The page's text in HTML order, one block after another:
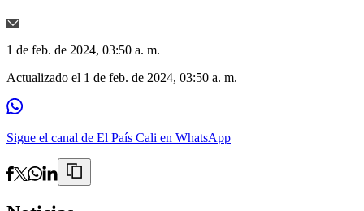
1 de feb. de 2024, 03:50 a. m.
Actualizado el 1 de feb. de 2024, 03:50 a. m.
Sigue el canal de El País Cali en WhatsApp